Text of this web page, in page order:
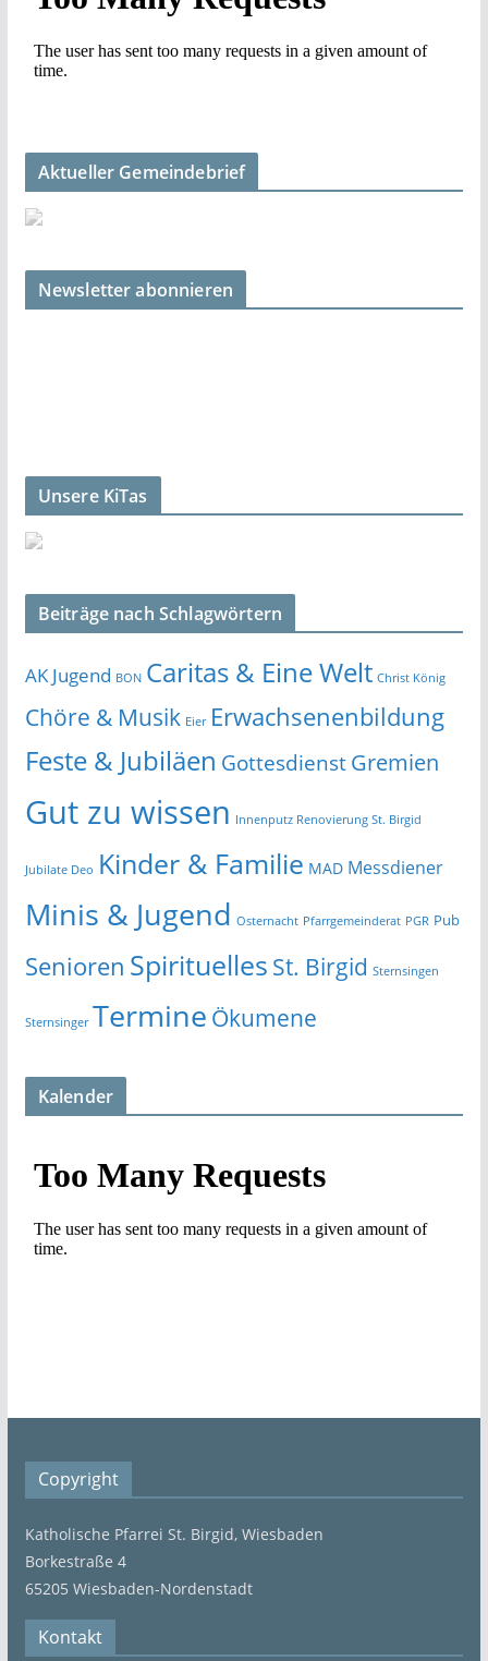
Aktueller Gemeindebrief
Newsletter abonnieren
Unsere KiTas
Beiträge nach Schlagwörtern
AK Jugend BON Caritas & Eine Welt Christ König
Chöre & Musik Eier Erwachsenenbildung
Feste & Jubiläen GottesdienstGremien
Gut zu wissen Innenputz Renovierung St. Birgid
Jubilate Deo Kinder & Familie MAD Messdiener
Minis & Jugend Osternacht Pfarrgemeinderat PGR Pub
Senioren Spirituelles St. Birgid Sternsingen
Sternsinger Termine Ökumene
Kalender
Copyright
Katholische Pfarrei St. Birgid, Wiesbaden
Borkestraße 4
65205 Wiesbaden-Nordenstadt
Kontakt